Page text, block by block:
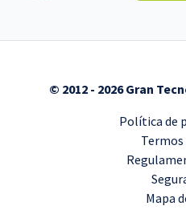
© 2012 - 2026 Gran
Política de
Termos
Mapa